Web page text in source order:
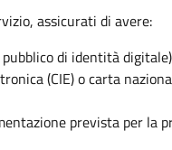
assicurati di avere:
pubblico di identità
(CIE) o carta
prevista per la